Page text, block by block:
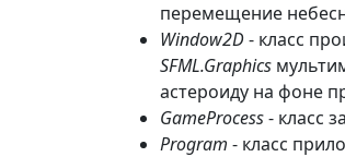
перемещение
Window2D- класс
SFML.Graphics
астероиду на фоне
GameProcess- класс
Program - класс